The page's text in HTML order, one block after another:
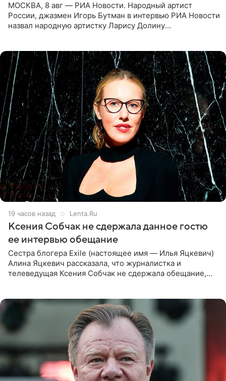
МОСКВА, 8 авг — РИА Новости. Народный артист
России, джазмен Игорь Бутман в интервью РИА Новости
назвал народную артистку Ларису Долину
19 часов назад Lenta.Ru
Ксения Собчак не сдержала данное гостю
ее интервью обещание
Сестра блогера Exile (настоящее имя — Илья Яцкевич)
Алина Яцкевич рассказала, что журналистка и
телеведущая Ксения Собчак не сдержала обещание,